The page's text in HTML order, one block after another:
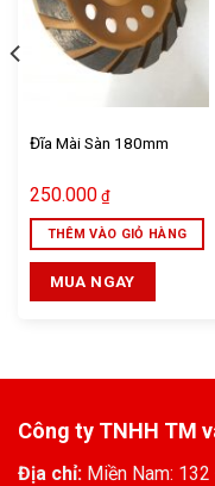
Đĩa Mài Sàn 180mm
250.000 ₫
THÊM VÀO GIỎ HÀNG
MUA NGAY
Công ty TNHH TM
Địa chỉ: Miền Nam: